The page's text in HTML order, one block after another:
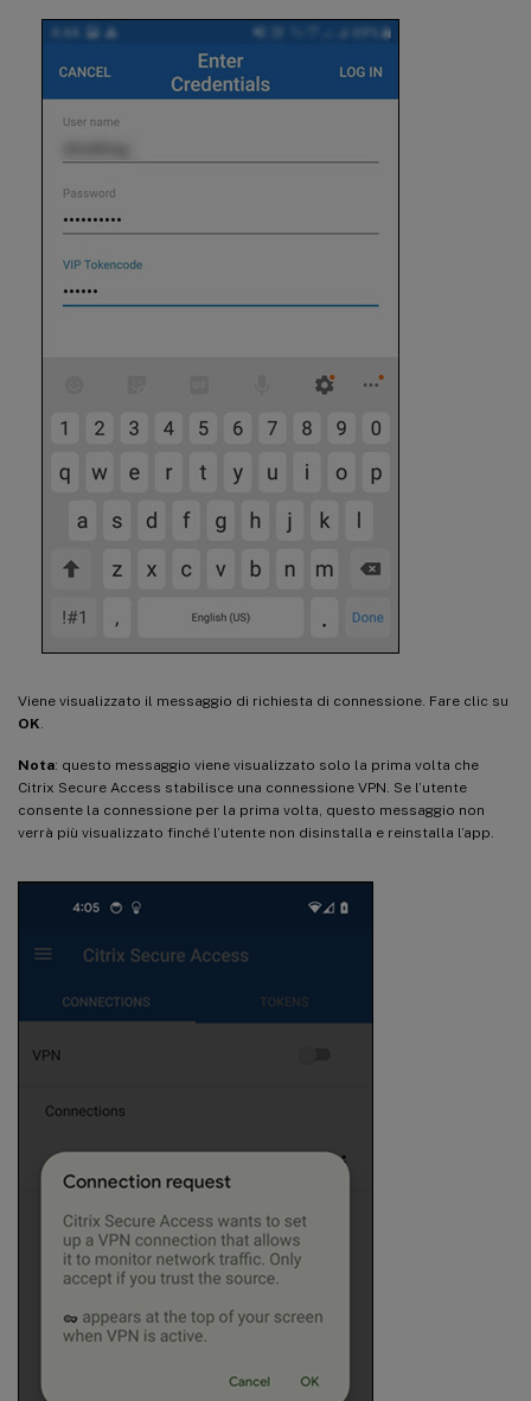
Viene visualizzato il messaggio di richiesta di connessione. Fare clic su
OK
Nota: questo messaggio viene visualizzato solo la prima volta che
Citrix Secure Access stabilisce una connessione VPN. Se l’utente
consente la connessione per la prima volta, questo messaggio non
verrà più visualizzato finché l’utente non disinstalla e reinstalla l’app.